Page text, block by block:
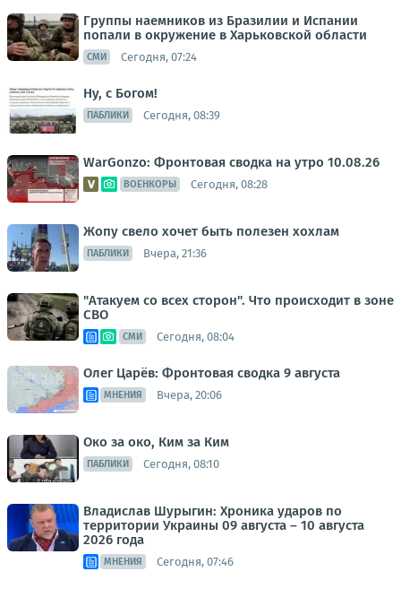
Группы наемников из Бразилии и Испании
попали в окружение в Харьковской области
СМИ Сегодня, 07:24
Ну, с Богом!
ПАБЛИКИ Сегодня, 08:39
WarGonzo: Фронтовая сводка на утро 10.08.26
ВОЕНКОРЫ Сегодня, 08:28
Жопу свело хочет быть полезен хохлам
ПАБЛИКИ Вчера, 21:36
"Атакуем со всех сторон". Что происходит в зоне
СВО
СМИ Сегодня, 08:04
Олег Царёв: Фронтовая сводка 9 августа
МНЕНИЯ Вчера, 20:06
Око за око, Ким за Ким
ПАБЛИКИ Сегодня, 08:10
Владислав Шурыгин: Хроника ударов по
территории Украины 09 августа – 10 августа
2026 года
МНЕНИЯ Сегодня, 07:46